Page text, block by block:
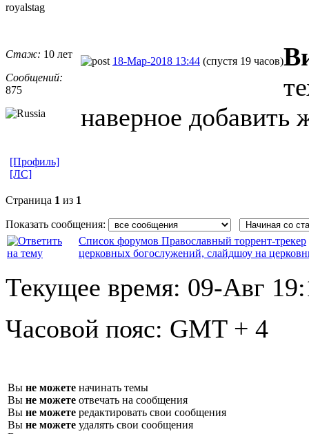
royalstag
Стаж: 10 лет
Сообщений:
875
18-Мар-2018 13:44 (спустя 19 часов)
наверное добавить
[Профиль]
[ЛС]
Страница 1 из 1
Показать сообщения:
Список форумов Православный торрент-трекер
церковных богослужений, слайдшоу на
Текущее время: 09-Авг
Часовой пояс: GMT + 4
Вы не можете начинать темы
Вы не можете отвечать на сообщения
Вы не можете редактировать свои сообщения
Вы не можете удалять свои сообщения